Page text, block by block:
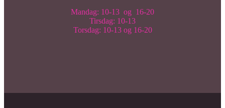
Mandag: 10-13 og 16-20
Tirsdag: 10-13
Torsdag: 10-13 og 16-20